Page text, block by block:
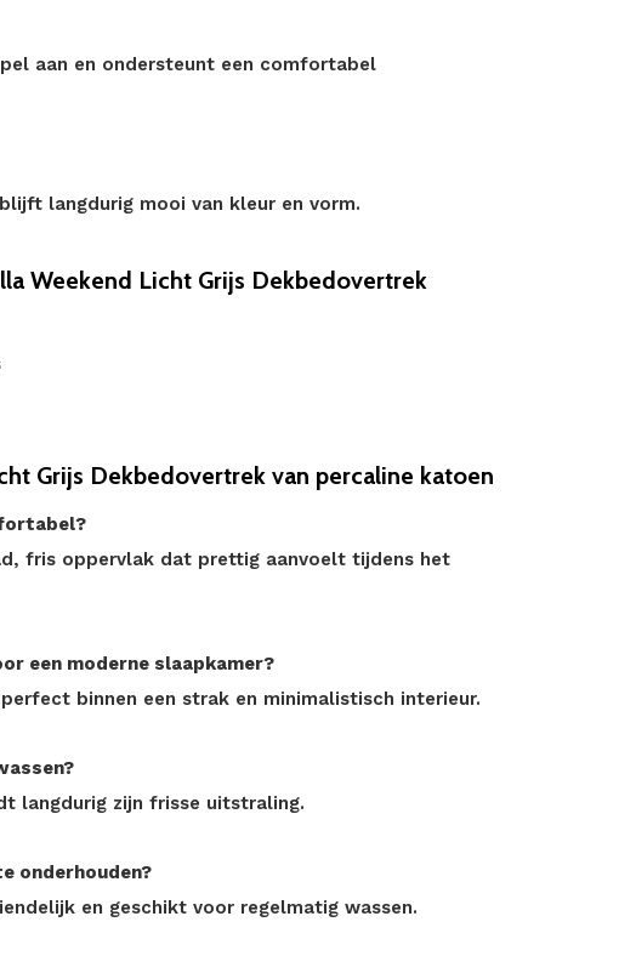
aan en ondersteunt een comfortabel
langdurig mooi van kleur en vorm.
Weekend Licht Grijs Dekbedovertrek
Grijs Dekbedovertrek van percaline katoen
fris oppervlak dat prettig aanvoelt tijdens het
een moderne slaapkamer?
binnen een strak en minimalistisch interieur.
langdurig zijn frisse uitstraling.
onderhouden?
en geschikt voor regelmatig wassen.